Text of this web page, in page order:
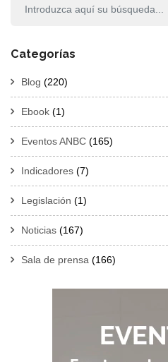
Categorías
Blog (220)
Ebook (1)
Eventos ANBC (165)
Indicadores (7)
Legislación (1)
Noticias (167)
Sala de prensa (166)